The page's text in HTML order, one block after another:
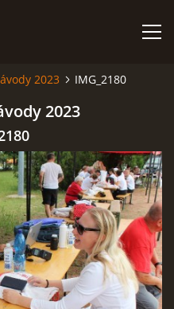
2023 IMG_2180
2023